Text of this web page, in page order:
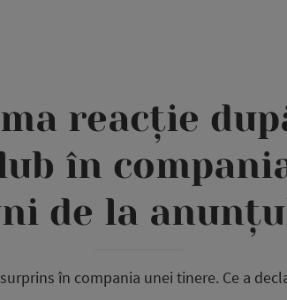
reacție
în
de la
în compania unei tinere. Ce a